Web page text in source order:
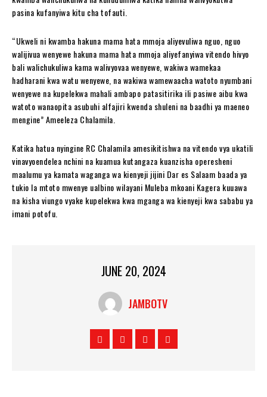
pasina kufanyiwa kitu cha tofauti.
“Ukweli ni kwamba hakuna mama hata mmoja aliyevuliwa nguo, nguo
walijivua wenyewe hakuna mama hata mmoja aliyefanyiwa vitendo hivyo
bali walichukuliwa kama walivyovaa wenyewe, wakiwa wamekaa
hadharani kwa watu wenyewe, na wakiwa wamewaacha watoto nyumbani
wenyewe na kupelekwa mahali ambapo patasitirika ili pasiwe aibu kwa
watoto wanaopita asubuhi alfajiri kwenda shuleni na baadhi ya maeneo
mengine” Ameeleza Chalamila.
Katika hatua nyingine RC Chalamila amesikitishwa na vitendo vya ukatili
vinavyoendelea nchini na kuamua kutangaza kuanzisha operesheni
maalumu ya kamata waganga wa kienyeji jijini Dar es Salaam baada ya
tukio la mtoto mwenye ualbino wilayani Muleba mkoani Kagera kuuawa
na kisha viungo vyake kupelekwa kwa mganga wa kienyeji kwa sababu ya
imani potofu.
JUNE 20, 2024
JAMBOTV